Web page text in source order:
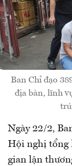
Ban Chỉ đạo
địa bàn, lĩnh
Ngày 22/2,
Hội nghị tổng
gian lận